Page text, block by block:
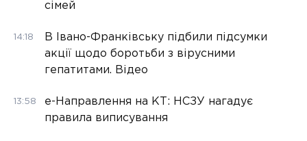
сімей
14:18
В Івано-Франківську підбили підсумки
акції щодо боротьби з вірусними
гепатитами. Відео
13:58
е-Направлення на КТ: НСЗУ нагадує
правила виписування